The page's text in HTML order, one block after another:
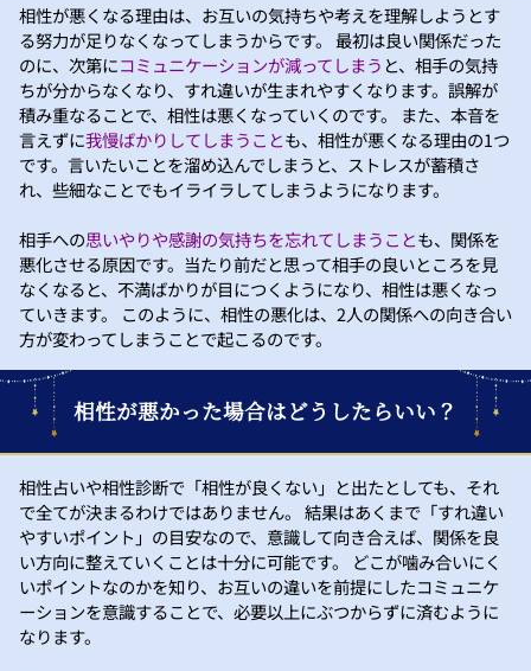
相性が悪くなる理由は、お互いの気持ちや考えを理解しようとす
る努力が足りなくなってしまうからです。 最初は良い関係だった
のに、次第にコミュニケーションが減ってしまう と、相手の気持
ちが分からなくなり、すれ違いが生まれやすくなります。誤解が
積み重なることで、相性は悪くなっていくのです。 また、本音を
言えずに我慢ばかりしてしまうことも、相性が悪くなる理由の1つ
です。言いたいことを溜め込んでしまうと、ストレスが蓄積さ
れ、些細なことでもイライラしてしまうようになります。
相手への思いやりや感謝の気持ちを忘れてしまうことも、関係を
悪化させる原因です。当たり前だと思って相手の良いところを見
なくなると、不満ばかりが目につくようになり、相性は悪くなっ
ていきます。 このように、相性の悪化は、2人の関係への向き合い
方が変わってしまうことで起こるのです。
相性が悪かった場合はどうしたらいい？
相性占いや相性診断で「相性が良くない」と出たとしても、それ
で全てが決まるわけではありません。 結果はあくまで「すれ違い
やすいポイント」の目安なので、意識して向き合えば、関係を良
い方向に整えていくことは十分に可能です。 どこが噛み合いにく
いポイントなのかを知り、お互いの違いを前提にしたコミュニケ
ーションを意識することで、必要以上にぶつからずに済むように
なります。